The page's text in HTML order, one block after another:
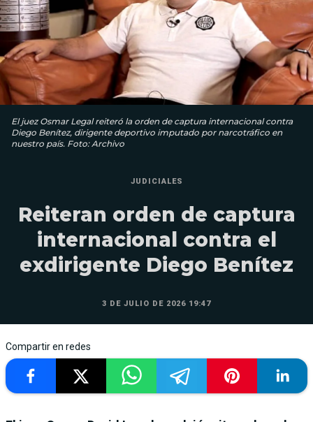
El juez Osmar Legal reiteró la orden de captura internacional contra
Diego Benítez, dirigente deportivo imputado por narcotráfico en
nuestro país. Foto: Archivo
JUDICIALES
Reiteran orden de captura
internacional contra el
exdirigente Diego Benítez
3 DE JULIO DE 2026 19:47
Compartir en redes